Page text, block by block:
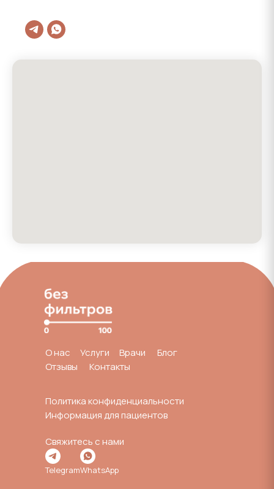
О нас Услуги Врачи
Блог
Отзывы
Контакты
Политика конфиденциальности
Информация для пациентов
Свяжитесь с нами
TelegramWhatsApp